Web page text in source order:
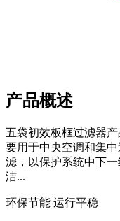
产品概述
五袋初效板框过滤器
要用于中央空调和集
滤，以保护系统中下
洁...
环保节能 运行平稳